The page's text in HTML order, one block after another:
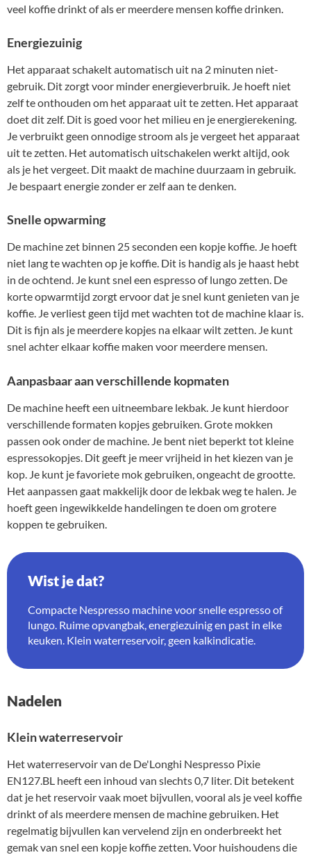
veel koffie drinkt of als er meerdere mensen koffie drinken.
Energiezuinig
Het apparaat schakelt automatisch uit na 2 minuten niet-
gebruik. Dit zorgt voor minder energieverbruik. Je hoeft niet
zelf te onthouden om het apparaat uit te zetten. Het apparaat
doet dit zelf. Dit is goed voor het milieu en je energierekening.
Je verbruikt geen onnodige stroom als je vergeet het apparaat
uit te zetten. Het automatisch uitschakelen werkt altijd, ook
als je het vergeet. Dit maakt de machine duurzaam in gebruik.
Je bespaart energie zonder er zelf aan te denken.
Snelle opwarming
De machine zet binnen 25 seconden een kopje koffie. Je hoeft
niet lang te wachten op je koffie. Dit is handig als je haast hebt
in de ochtend. Je kunt snel een espresso of lungo zetten. De
korte opwarmtijd zorgt ervoor dat je snel kunt genieten van je
koffie. Je verliest geen tijd met wachten tot de machine klaar is.
Dit is fijn als je meerdere kopjes na elkaar wilt zetten. Je kunt
snel achter elkaar koffie maken voor meerdere mensen.
Aanpasbaar aan verschillende kopmaten
De machine heeft een uitneembare lekbak. Je kunt hierdoor
verschillende formaten kopjes gebruiken. Grote mokken
passen ook onder de machine. Je bent niet beperkt tot kleine
espressokopjes. Dit geeft je meer vrijheid in het kiezen van je
kop. Je kunt je favoriete mok gebruiken, ongeacht de grootte.
Het aanpassen gaat makkelijk door de lekbak weg te halen. Je
hoeft geen ingewikkelde handelingen te doen om grotere
koppen te gebruiken.
Wist je dat?
Compacte Nespresso machine voor snelle espresso of
lungo. Ruime opvangbak, energiezuinig en past in elke
keuken. Klein waterreservoir, geen kalkindicatie.
Nadelen
Klein waterreservoir
Het waterreservoir van de De'Longhi Nespresso Pixie
EN127.BL heeft een inhoud van slechts 0,7 liter. Dit betekent
dat je het reservoir vaak moet bijvullen, vooral als je veel koffie
drinkt of als meerdere mensen de machine gebruiken. Het
regelmatig bijvullen kan vervelend zijn en onderbreekt het
gemak van snel een kopje koffie zetten. Voor huishoudens die